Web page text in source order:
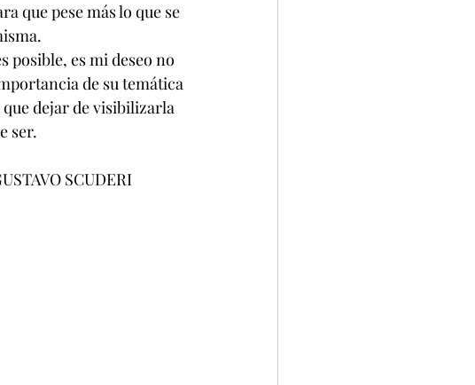
que pese más lo que se
posible, es mi deseo no
de su temática
que dejar de visibilizarla
ser.
GUSTAVO SCUDERI